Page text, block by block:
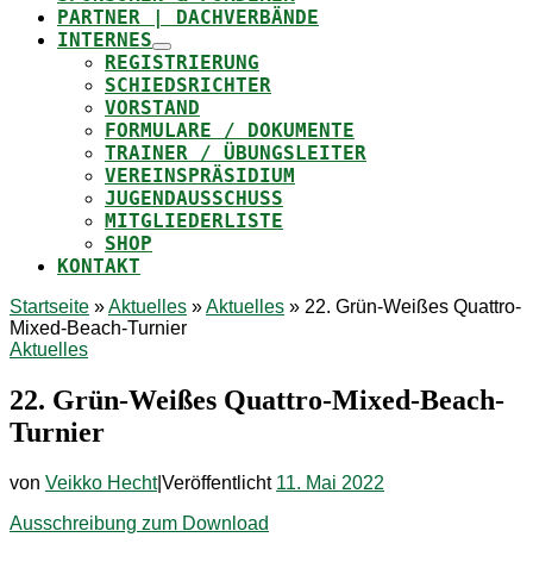
PARTNER | DACHVERBÄNDE
INTERNES
REGISTRIERUNG
SCHIEDSRICHTER
VORSTAND
FORMULARE / DOKUMENTE
TRAINER / ÜBUNGSLEITER
VEREINSPRÄSIDIUM
JUGENDAUSSCHUSS
MITGLIEDERLISTE
SHOP
KONTAKT
Startseite »Aktuelles »Aktuelles » 22. Grün-Weißes Quattro-
Mixed-Beach-Turnier
Aktuelles
22. Grün-Weißes Quattro-Mixed-Beach-
Turnier
von Veikko Hecht|Veröffentlicht 11. Mai 2022
Ausschreibung zum Download